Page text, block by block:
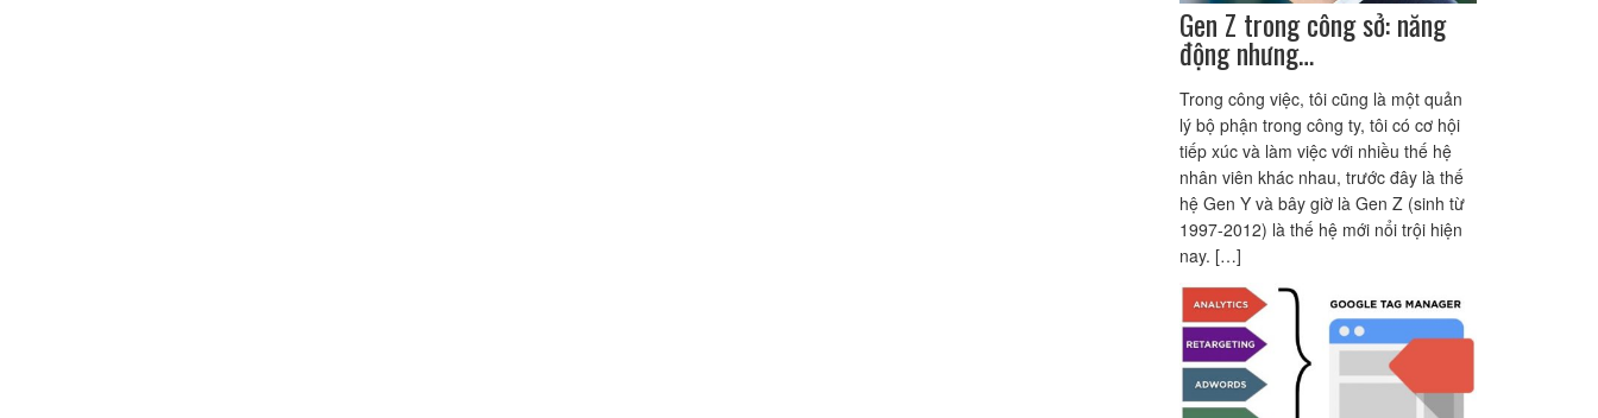
Gen Z trong công sở: năng
động nhưng…
Trong công việc, tôi cũng là một quản
lý bộ phận trong công ty, tôi có cơ hội
tiếp xúc và làm việc với nhiều thế hệ
nhân viên khác nhau, trước đây là thế
hệ Gen Y và bây giờ là Gen Z (sinh từ
1997-2012) là thế hệ mới nổi trội hiện
nay. […]